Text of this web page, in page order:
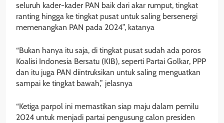
seluruh kader-kader PAN baik dari akar rumput, tingkat
ranting hingga ke tingkat pusat untuk saling bersenergi
memenangkan PAN pada 2024”, katanya
“Bukan hanya itu saja, di tingkat pusat sudah ada poros
Koalisi Indonesia Bersatu (KIB), seperti Partai Golkar, PPP
dan itu juga PAN diintruksikan untuk saling menguatkan
sampai ke tingkat bawah,” jelasnya
“Ketiga parpol ini memastikan siap maju dalam pemilu
2024 untuk menjadi partai pengusung calon presiden